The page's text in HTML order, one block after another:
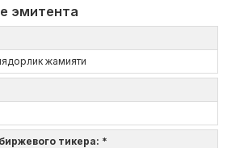
эмитента
жамияти
тикера: *